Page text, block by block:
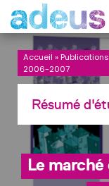
Accueil »Publications
2006-2007
Résumé
Le
Panneau de